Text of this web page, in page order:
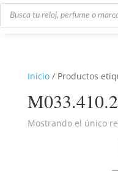
Búsqueda
Inicio/ Productos
Mostrando el único